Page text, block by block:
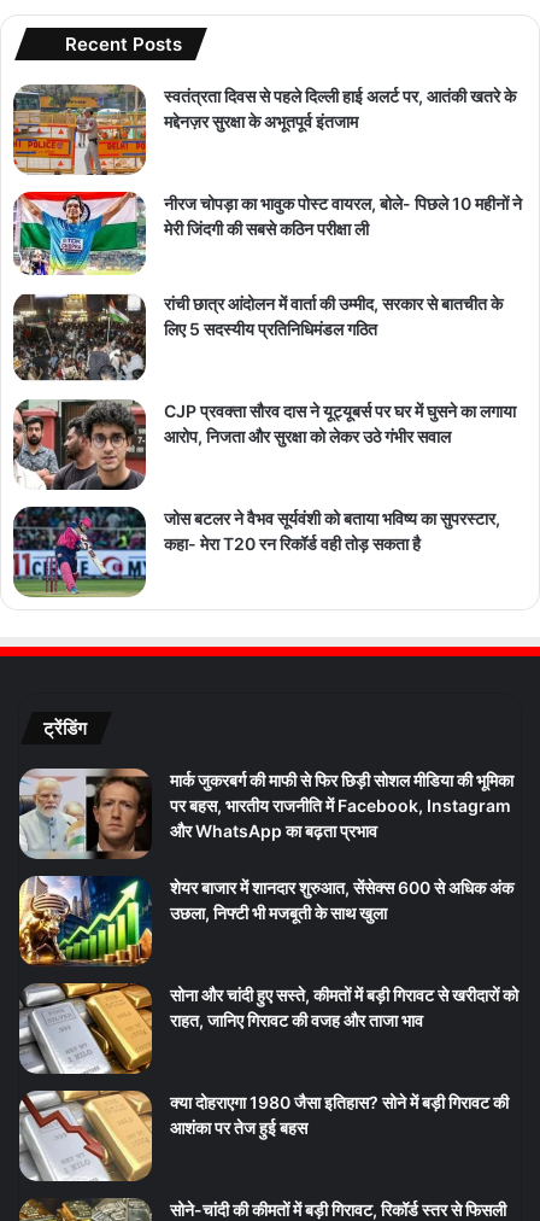
Recent Posts
स्वतंत्रता दिवस से पहले दिल्ली हाई अलर्ट पर, आतंकी खतरे के
मद्देनज़र सुरक्षा के अभूतपूर्व इंतजाम
नीरज चोपड़ा का भावुक पोस्ट वायरल, बोले- पिछले 10 महीनों ने
मेरी जिंदगी की सबसे कठिन परीक्षा ली
रांची छात्र आंदोलन में वार्ता की उम्मीद, सरकार से बातचीत के
लिए 5 सदस्यीय प्रतिनिधिमंडल गठित
CJP प्रवक्ता सौरव दास ने यूट्यूबर्स पर घर में घुसने का लगाया
आरोप, निजता और सुरक्षा को लेकर उठे गंभीर सवाल
जोस बटलर ने वैभव सूर्यवंशी को बताया भविष्य का सुपरस्टार,
कहा- मेरा T20 रन रिकॉर्ड वही तोड़ सकता है
ट्रेंडिंग
मार्क जुकरबर्ग की माफी से फिर छिड़ी सोशल मीडिया की भूमिका
पर बहस, भारतीय राजनीति में Facebook, Instagram
और WhatsApp का बढ़ता प्रभाव
शेयर बाजार में शानदार शुरुआत, सेंसेक्स 600 से अधिक अंक
उछला, निफ्टी भी मजबूती के साथ खुला
सोना और चांदी हुए सस्ते, कीमतों में बड़ी गिरावट से खरीदारों को
राहत, जानिए गिरावट की वजह और ताजा भाव
क्या दोहराएगा 1980 जैसा इतिहास? सोने में बड़ी गिरावट की
आशंका पर तेज हुई बहस
सोने-चांदी की कीमतों में बड़ी गिरावट, रिकॉर्ड स्तर से फिसली